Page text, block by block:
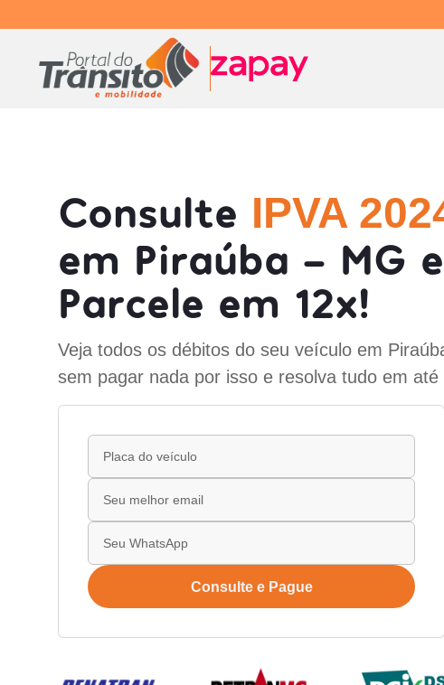
Consulte IPVA
em Piraúba - MG e
Parcele em 12x!
Veja todos os débitos do seu veículo em
sem pagar nada por isso e resolva tudo em até
Consulte e Pague